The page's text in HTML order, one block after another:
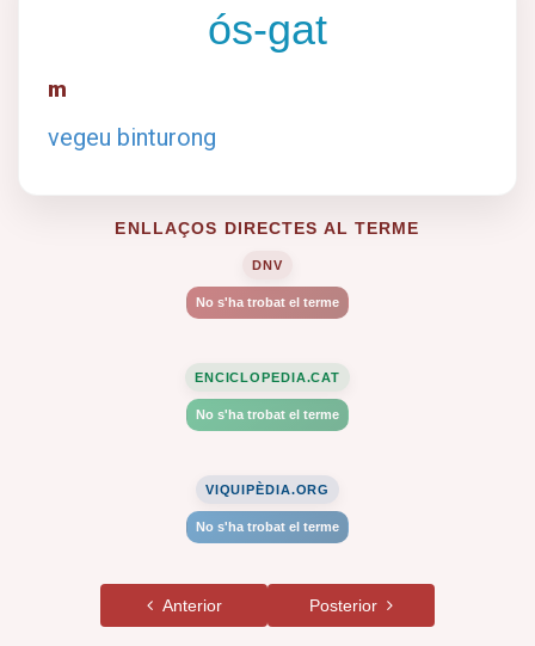
ós-gat
m
vegeu binturong
ENLLAÇOS DIRECTES AL TERME
DNV
No s'ha trobat el terme
ENCICLOPEDIA.CAT
No s'ha trobat el terme
VIQUIPÈDIA.ORG
No s'ha trobat el terme
Anterior Posterior